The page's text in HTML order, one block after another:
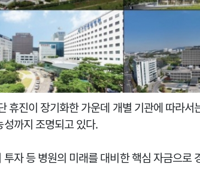
휴진이 장기화한 가운데 개별 기관에 따라서
까지 조명되고 있다.
자 등 병원의 미래를 대비한 핵심 자금으로